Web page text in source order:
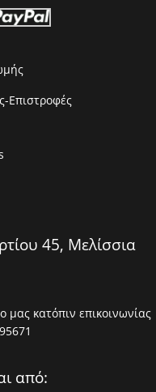
Επιστροφές
45, Μελίσσια
κατόπιν επικοινωνίας
από: